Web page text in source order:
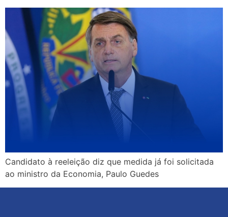
Candidato à reeleição diz que medida já foi solicitada
ao ministro da Economia, Paulo Guedes